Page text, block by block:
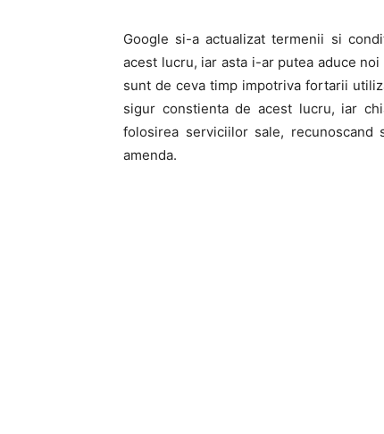
Google si-a actualizat termenii si
acest lucru, iar asta i-ar putea aduce
sunt de ceva timp impotriva fortarii
sigur constienta de acest lucru, iar
folosirea serviciilor sale,
amenda.